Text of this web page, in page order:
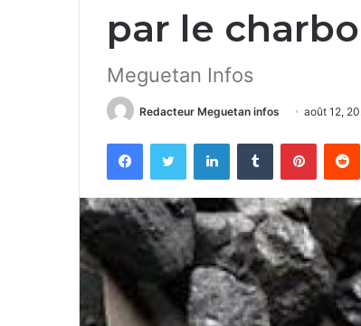
par le
Meguetan Infos
Redacteur Meguetan infos août 12,